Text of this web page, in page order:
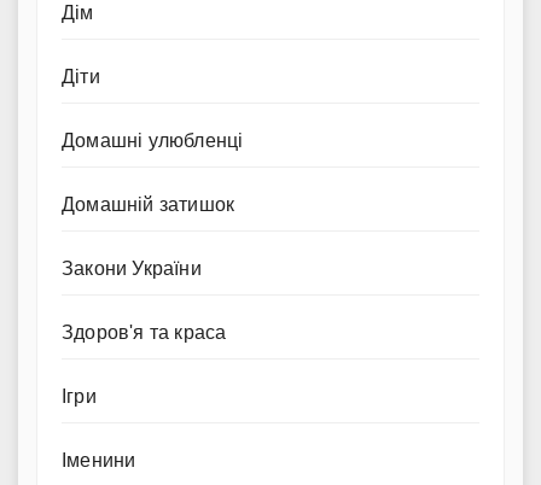
Дім
Діти
Домашні улюбленці
Домашній затишок
Закони України
Здоров'я та краса
Ігри
Іменини